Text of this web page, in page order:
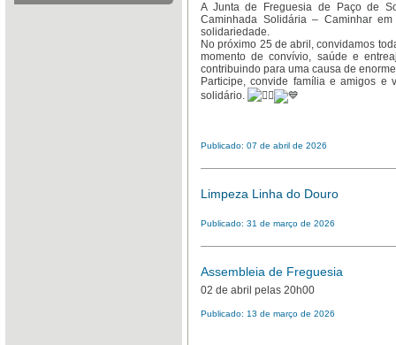
A Junta de Freguesia de Paço de
Caminhada Solidária – Caminhar
solidariedade.
No próximo 25 de abril, convidamos
momento de convívio, saúde e
contribuindo para uma causa de
Participe, convide família e amigos e
solidário.
Publicado: 07 de abril de 2026
Limpeza Linha do Douro
Publicado: 31 de março de 2026
Assembleia de Freguesia
02 de abril pelas 20h00
Publicado: 13 de março de 2026